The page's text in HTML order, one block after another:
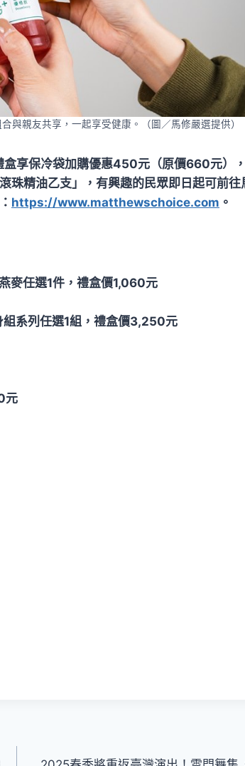
與親友共享，一起享受健康。（圖／馬修嚴選提供）
享保冷袋加購優惠450元（原價660元）
珠精油乙支」，有興趣的民眾即日起可前往
https://www.matthewschoice.com 。
麥任選1件，禮盒價1,060元
系列任選1組，禮盒價3,250元
元